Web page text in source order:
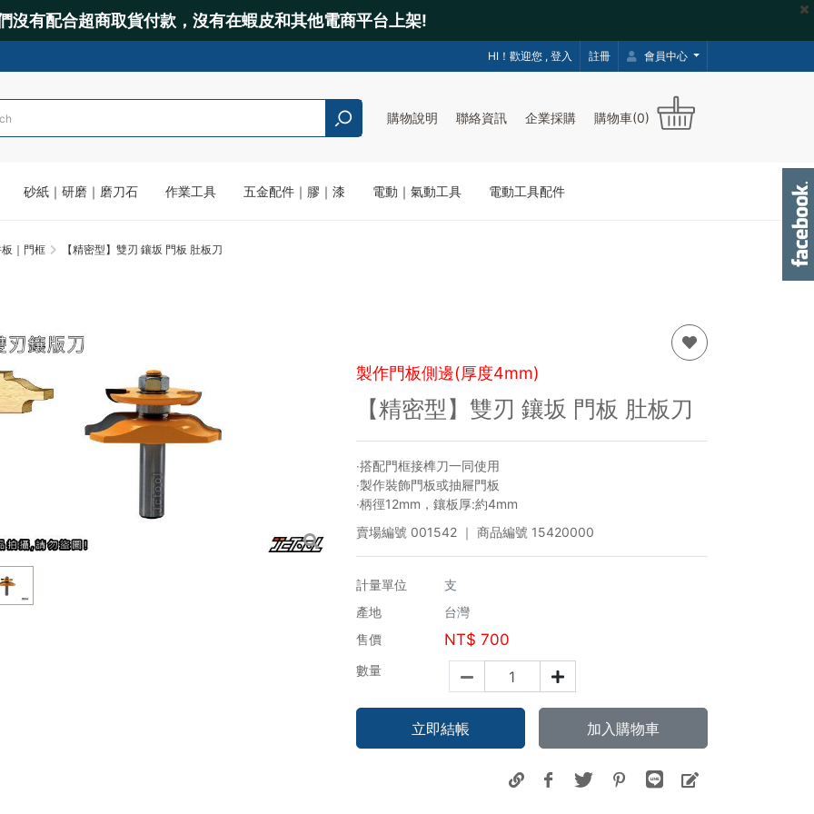
沒有配合超商取貨付款，沒有在蝦皮和其他電商平台上架!
HI！歡迎您 , 登入 註冊 會員中心
購物說明 聯絡資訊 企業採購 購物車(0)
砂紙｜研磨｜磨刀石 作業工具 五金配件｜膠｜漆 電動｜氣動工具 電動工具配件
｜門框 【精密型】雙刃 鑲坂 門板 肚板刀
製作門板側邊(厚度4mm)
【精密型】雙刃 鑲坂 門板 肚板刀
‧搭配門框接榫刀一同使用
‧製作裝飾門板或抽屜門板
‧柄徑12mm，鑲板厚:約4mm
賣場編號 001542 ｜ 商品編號 15420000
計量單位
支
產地
台灣
售價
NT$ 700
數量
立即結帳 加入購物車